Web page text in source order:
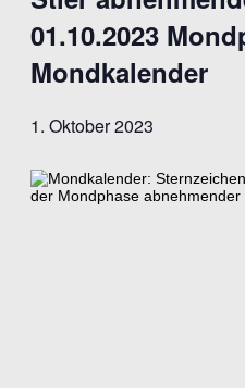
01.10.2023
Mondkalender
1. Oktober 2023